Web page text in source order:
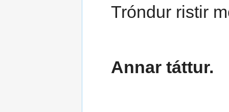
Tróndur ristir
Annar táttur.